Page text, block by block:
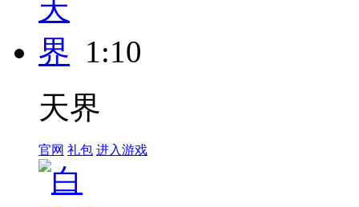
1:10
天界
官网 礼包 进入游戏